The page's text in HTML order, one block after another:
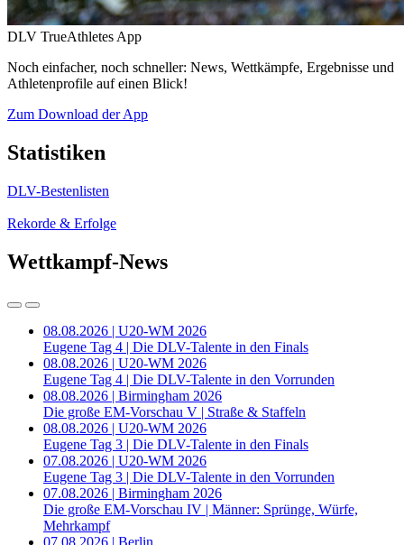
DLV TrueAthletes App
Noch einfacher, noch schneller: News, Wettkämpfe, Ergebnisse und
Athletenprofile auf einen Blick!
Zum Download der App
Statistiken
DLV-Bestenlisten
Rekorde & Erfolge
Wettkampf-News
08.08.2026 | U20-WM 2026
Eugene Tag 4 | Die DLV-Talente in den Finals
08.08.2026 | U20-WM 2026
Eugene Tag 4 | Die DLV-Talente in den Vorrunden
08.08.2026 | Birmingham 2026
Die große EM-Vorschau V | Straße & Staffeln
08.08.2026 | U20-WM 2026
Eugene Tag 3 | Die DLV-Talente in den Finals
07.08.2026 | U20-WM 2026
Eugene Tag 3 | Die DLV-Talente in den Vorrunden
07.08.2026 | Birmingham 2026
Die große EM-Vorschau IV | Männer: Sprünge, Würfe,
Mehrkampf
07.08.2026 | Berlin